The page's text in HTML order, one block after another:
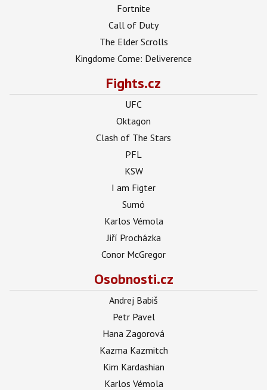
Fortnite
Call of Duty
The Elder Scrolls
Kingdome Come: Deliverence
Fights.cz
UFC
Oktagon
Clash of The Stars
PFL
KSW
I am Figter
Sumó
Karlos Vémola
Jiří Procházka
Conor McGregor
Osobnosti.cz
Andrej Babiš
Petr Pavel
Hana Zagorová
Kazma Kazmitch
Kim Kardashian
Karlos Vémola